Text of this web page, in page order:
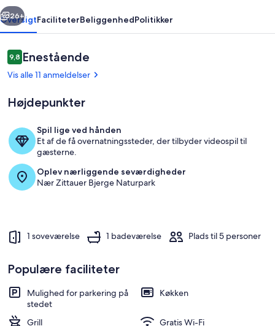
Olbersdorfer
See
!!!!
Udvendig detalje
Næste
26+
OversigtFaciliteterBeliggenhedPolitikker
Anmeldelser
9,89,8 ud af 10.
Enestående
Vis alle 11 anmeldelser
Højdepunkter
Spil lige ved hånden
Et af de få overnatningssteder, der tilbyder videospil til
gæsterne.
Oplev nærliggende seværdigheder
Nær Zittauer Bjerge Naturpark
1 soveværelse 1 badeværelse Plads til 5 personer
Populære faciliteter
Mulighed for parkering på
stedet
Køkken
Grill
Gratis Wi-Fi